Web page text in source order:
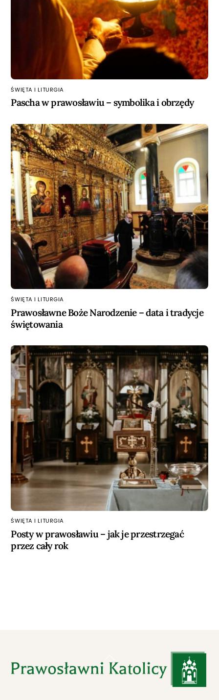
ŚWIĘTA I LITURGIA
Pascha w prawosławiu – symbolika i obrzędy
ŚWIĘTA I LITURGIA
Prawosławne Boże Narodzenie – data i tradycje
świętowania
ŚWIĘTA I LITURGIA
Posty w prawosławiu – jak je przestrzegać
przez cały rok
To